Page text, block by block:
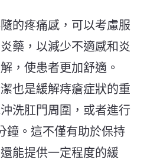
的疼痛感，可以考慮服
藥，以減少不適感和炎
，使患者更加舒適。
也是緩解痔瘡症狀的重
洗肛門周圍，或者進行
鐘。這不僅有助於保持
能提供一定程度的緩